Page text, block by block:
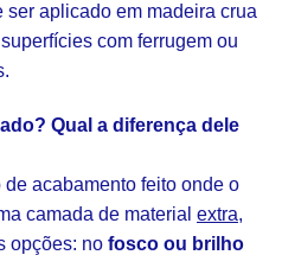
ser aplicado em madeira crua
com ferrugem ou
Qual a diferença dele
acabamento feito onde o
camada de material extra,
opções: no fosco ou brilho